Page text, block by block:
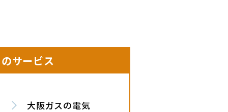
サービス
大阪ガスの電気